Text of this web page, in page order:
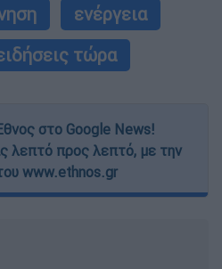
ενέργεια
τώρα
στο Google News!
λεπτό προς λεπτό, με την
www.ethnos.gr